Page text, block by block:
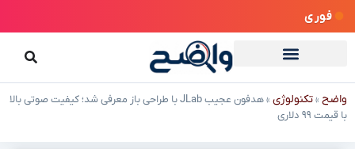
فوری
واضح »تکنولوژی »
هدفون عجیب JLab با طراحی باز معرفی شد؛ کیفیت صوتی بالا
با قیمت ۹۹ دلاری